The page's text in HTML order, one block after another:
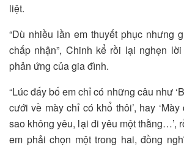
liệt.
“Dù nhiều lần em thuyết phục nhưng
chấp nhận”, Chinh kể rồi lại nghẹn
phản ứng của gia đình.
“Lúc đấy bố em chỉ có những câu như
cưới về mày chỉ có khổ thôi’, hay
sao không yêu, lại đi yêu một thằng…’,
em phải chọn một trong hai, đồng